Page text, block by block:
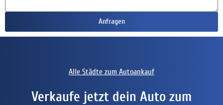
Anfragen
Alle Städte zum Autoankauf
Verkaufe jetzt dein Auto zum